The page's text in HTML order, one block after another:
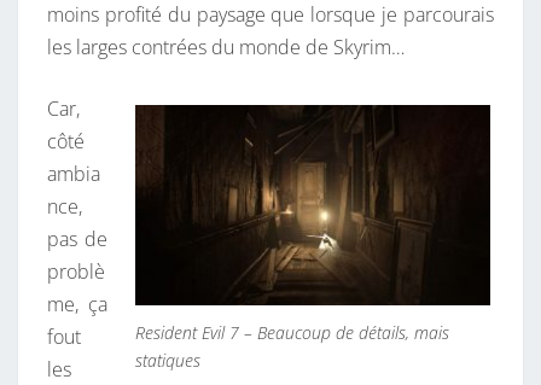
moins profité du paysage que lorsque je parcourais
les larges contrées du monde de Skyrim…
Resident Evil 7 – Beaucoup de détails, mais
statiques
Car,
côté
ambia
nce,
pas de
problè
me, ça
fout
les